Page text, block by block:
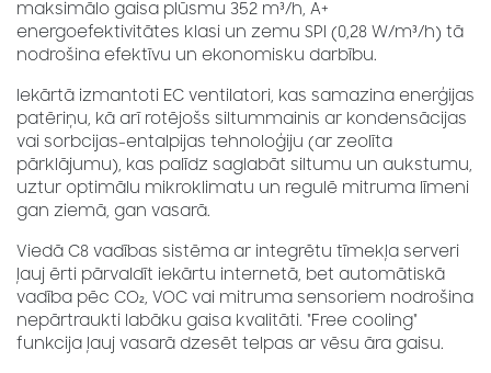
maksimālo gaisa plūsmu 352 m³/h, A+
energoefektivitātes klasi un zemu SPI (0,28 W/m³/h) tā
nodrošina efektīvu un ekonomisku darbību.
Iekārtā izmantoti EC ventilatori, kas samazina enerģijas
patēriņu, kā arī rotējošs siltummainis ar kondensācijas
vai sorbcijas-entalpijas tehnoloģiju (ar zeolīta
pārklājumu), kas palīdz saglabāt siltumu un aukstumu,
uztur optimālu mikroklimatu un regulē mitruma līmeni
gan ziemā, gan vasarā.
Viedā C8 vadības sistēma ar integrētu tīmekļa serveri
ļauj ērti pārvaldīt iekārtu internetā, bet automātiskā
vadība pēc CO₂, VOC vai mitruma sensoriem nodrošina
nepārtraukti labāku gaisa kvalitāti. "Free cooling"
funkcija ļauj vasarā dzesēt telpas ar vēsu āra gaisu.